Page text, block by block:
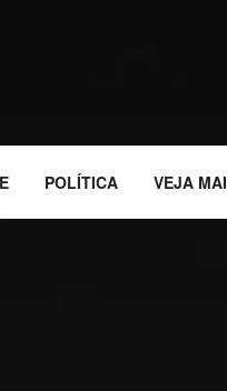
POLÍTICA VEJA